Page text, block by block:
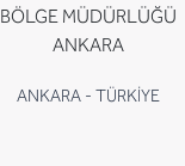
BÖLGE MÜDÜRLÜĞÜ
ANKARA
ANKARA - TÜRKİYE